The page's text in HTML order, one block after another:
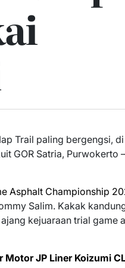
Trail paling bergengsi,
GOR Satria, Purwokerto
Asphalt Championship
Salim. Kakak
kejuaraan trial game
Motor JP Liner Koizumi